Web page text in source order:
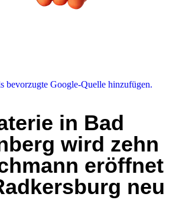
bevorzugte Google-Quelle hinzufügen.
in Bad
wird zehn
eröffnet
neu